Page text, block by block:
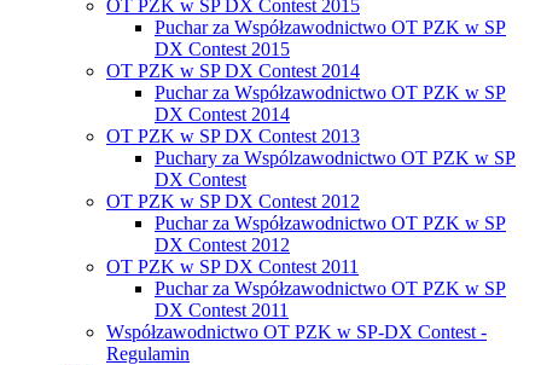
OT PZK w SP DX Contest 2015
Puchar za Współzawodnictwo OT PZK w SP
DX Contest 2015
OT PZK w SP DX Contest 2014
Puchar za Współzawodnictwo OT PZK w SP
DX Contest 2014
OT PZK w SP DX Contest 2013
Puchary za Wspólzawodnictwo OT PZK w SP
DX Contest
OT PZK w SP DX Contest 2012
Puchar za Współzawodnictwo OT PZK w SP
DX Contest 2012
OT PZK w SP DX Contest 2011
Puchar za Współzawodnictwo OT PZK w SP
DX Contest 2011
Współzawodnictwo OT PZK w SP-DX Contest -
Regulamin